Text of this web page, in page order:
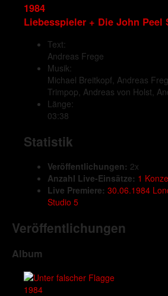
1984
Liebesspieler + Die John Peel
Text:
Andreas Frege
Musik:
Michael Breitkopf, Andreas
Trimpop, Andreas von Holst,
Länge:
03:38
Statistik
Veröffentlichungen: 2x
Anzahl Live-Einsätze: 1
Live Premiere: 30.06.1984
Studio 5
Veröffentlichungen
Album
1984